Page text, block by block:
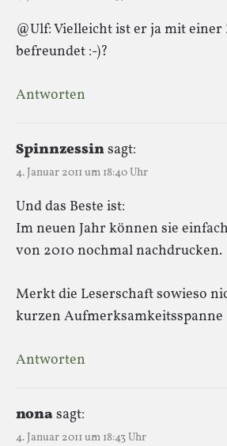
@Ulf: Vielleicht ist er ja mit
befreundet :-)?
Antworten
Spinnzessinsagt:
4. Januar 2011 um 18:40 Uhr
Und das Beste ist:
Im neuen Jahr können sie
von 2010 nochmal nachdrucken.
Merkt die Leserschaft sowieso
kurzen Aufmerksamkeitsspanne
Antworten
nonasagt:
4. Januar 2011 um 18:43 Uhr